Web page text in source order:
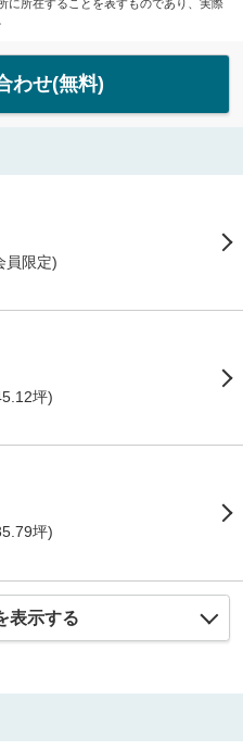
所在することを表すものであり、実際
わせ(無料)
員限定)
坪)
坪)
表示する